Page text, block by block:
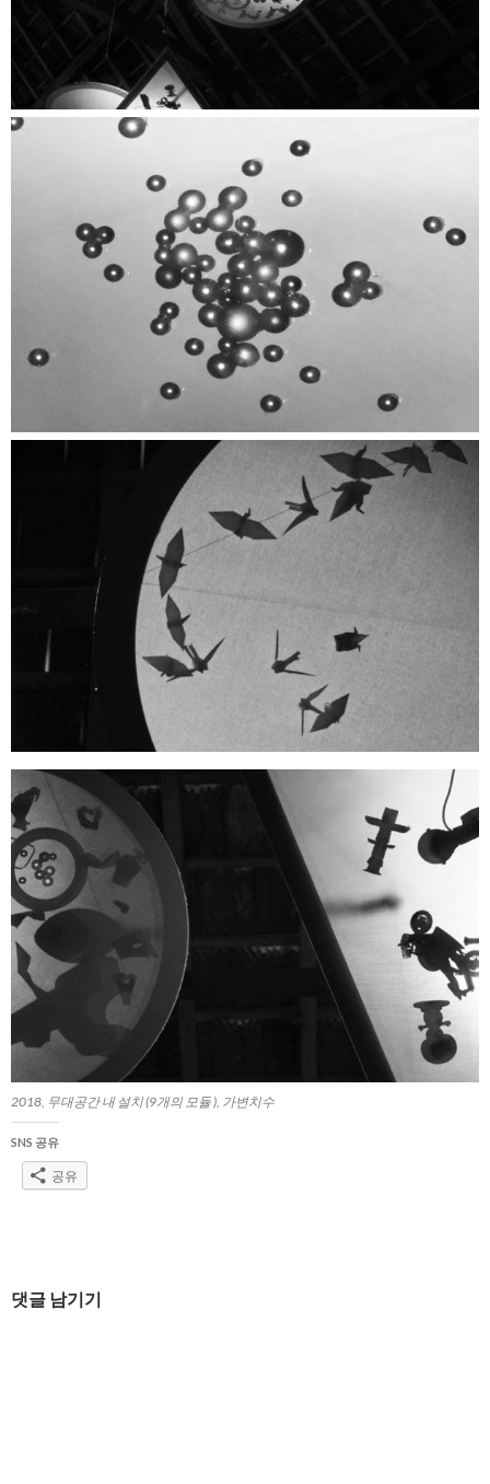
2018, 무대공간 내 설치 (9개의 모듈 ), 가변치수
SNS 공유
공유
글
댓글 남기기